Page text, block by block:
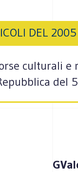
DEL 2005
culturali e
del